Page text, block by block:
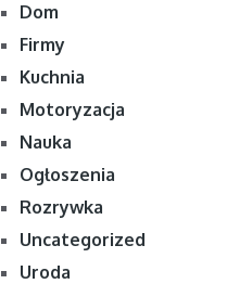
Dom
Firmy
Kuchnia
Motoryzacja
Nauka
Ogłoszenia
Rozrywka
Uncategorized
Uroda